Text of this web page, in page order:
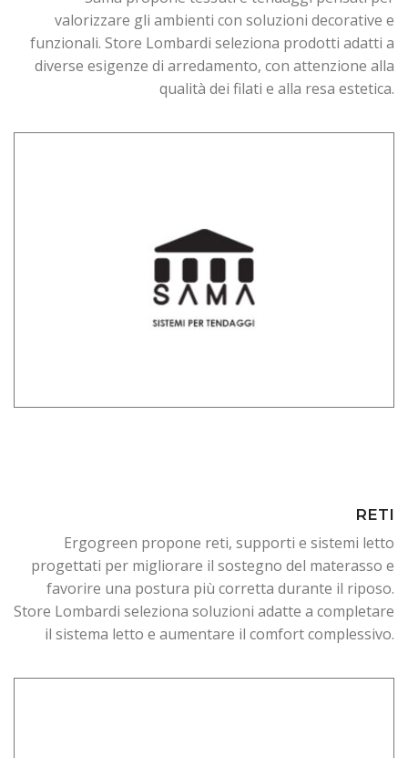
valorizzare gli ambienti con soluzioni decorative e
funzionali. Store Lombardi seleziona prodotti adatti a
diverse esigenze di arredamento, con attenzione alla
qualità dei filati e alla resa estetica.
RETI
Ergogreen propone reti, supporti e sistemi letto
progettati per migliorare il sostegno del materasso e
favorire una postura più corretta durante il riposo.
Store Lombardi seleziona soluzioni adatte a completare
il sistema letto e aumentare il comfort complessivo.